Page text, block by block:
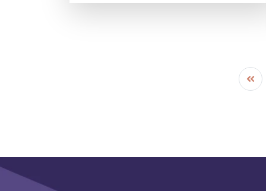
Som barn flyttade Lenka Prokopec
Karlberg med sin familj till Sverige
och såg deras utmaningar med